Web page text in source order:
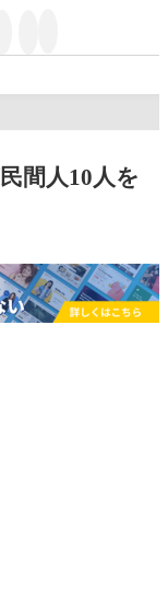
間人10人を